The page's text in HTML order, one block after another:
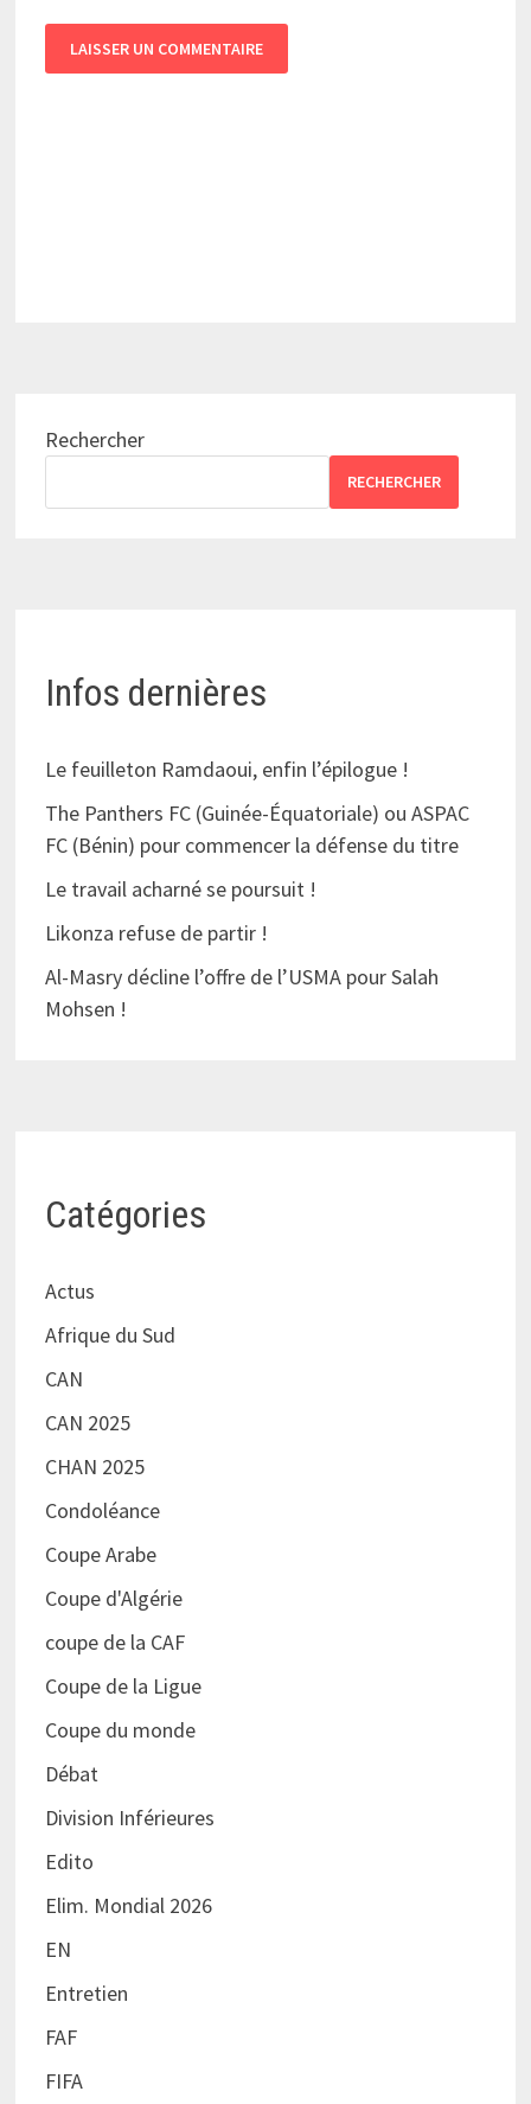
Rechercher
RECHERCHER
Infos dernières
Le feuilleton Ramdaoui, enfin l’épilogue !
The Panthers FC (Guinée-Équatoriale) ou ASPAC
FC (Bénin) pour commencer la défense du titre
Le travail acharné se poursuit !
Likonza refuse de partir !
Al-Masry décline l’offre de l’USMA pour Salah
Mohsen !
Catégories
Actus
Afrique du Sud
CAN
CAN 2025
CHAN 2025
Condoléance
Coupe Arabe
Coupe d'Algérie
coupe de la CAF
Coupe de la Ligue
Coupe du monde
Débat
Division Inférieures
Edito
Elim. Mondial 2026
EN
Entretien
FAF
FIFA